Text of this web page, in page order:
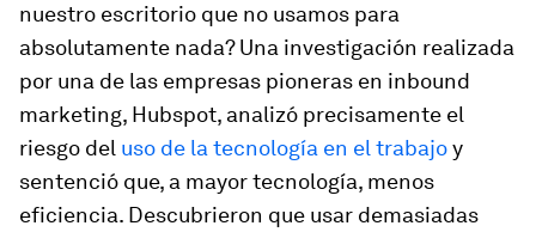
nuestro escritorio que no usamos para
absolutamente nada? Una investigación realizada
por una de las empresas pioneras en inbound
marketing, Hubspot, analizó precisamente el
riesgo del uso de la tecnología en el trabajoy
sentenció que, a mayor tecnología, menos
eficiencia. Descubrieron que usar demasiadas